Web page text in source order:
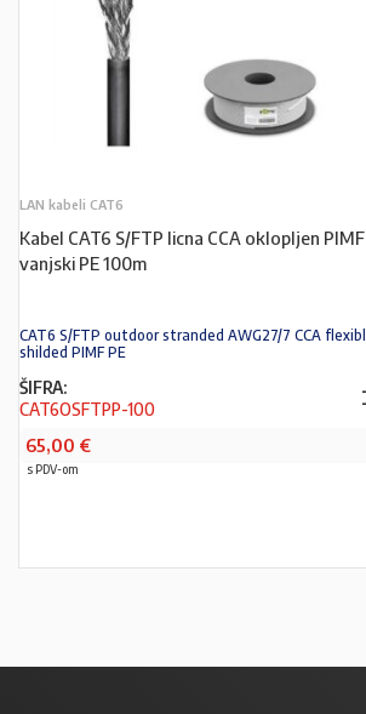
LAN kabeli CAT6
Kabel CAT6 S/FTP licna CCA oklopljen PIMF
vanjski PE 100m
CAT6 S/FTP outdoor stranded AWG27/7 CCA flexibl
shilded PIMF PE
ŠIFRA:
CAT6OSFTPP-100
65,00 €
s PDV-om